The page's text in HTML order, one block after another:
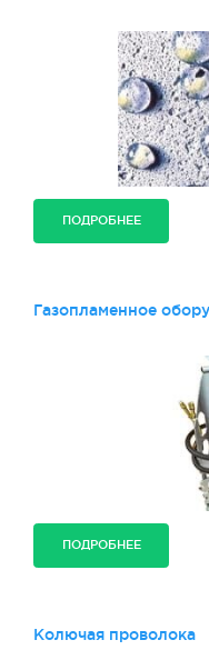
ПОДРОБНЕЕ
Газопламенное
ПОДРОБНЕЕ
Колючая проволока